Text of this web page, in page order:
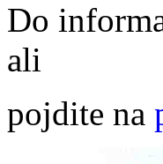
Do
ali
pojdite na